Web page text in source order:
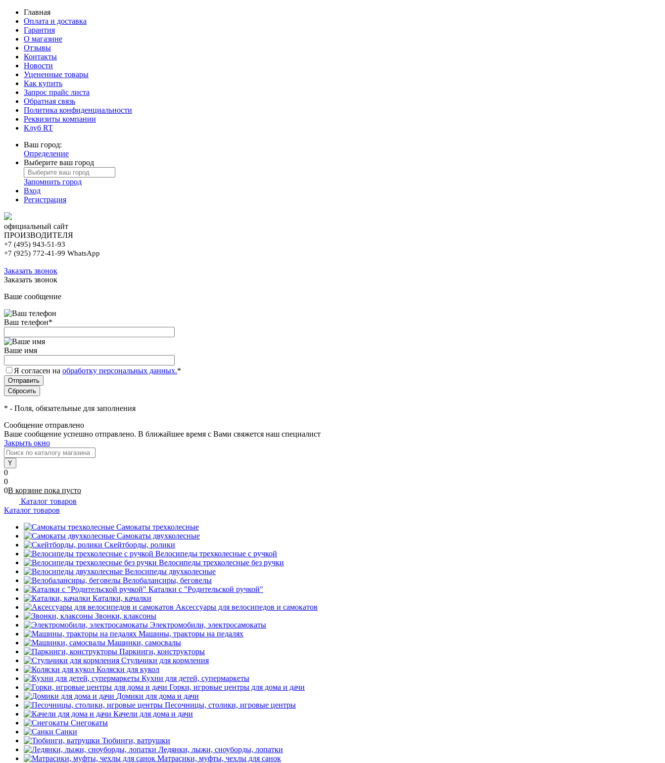
Главная
Оплата и доставка
Гарантия
О магазине
Отзывы
Контакты
Новости
Уцененные товары
Как купить
Запрос прайс листа
Обратная связь
Политика конфиденциальности
Реквизиты компании
Клуб RT
Ваш город:
Определение
Выберите ваш город
Запомнить город
Вход
Регистрация
официальный сайт
ПРОИЗВОДИТЕЛЯ
+7 (495) 943-51-93
+7 (925) 772-41-99 WhatsApp
Заказать звонок
Заказать звонок
Ваше сообщение
Ваш телефон*
Ваше имя
Я согласен на обработку персональных данных.*
* - Поля, обязательные для заполнения
Сообщение отправлено
Ваше сообщение успешно отправлено. В ближайшее время с Вами свяжется наш специалист
Закрыть окно
0
0
0В корзине пока пусто
Каталог товаров
Каталог товаров
Самокаты трехколесные
Самокаты двухколесные
Скейтборды, ролики
Велосипеды трехколесные с ручкой
Велосипеды трехколесные без ручки
Велосипеды двухколесные
Велобалансиры, беговелы
Каталки с "Родительской ручкой"
Каталки, качалки
Аксессуары для велосипедов и самокатов
Звонки, клаксоны
Электромобили, электросамокаты
Машины, тракторы на педалях
Машинки, самосвалы
Паркинги, конструкторы
Стульчики для кормления
Коляски для кукол
Кухни для детей, супермаркеты
Горки, игровые центры для дома и дачи
Домики для дома и дачи
Песочницы, столики, игровые центры
Качели для дома и дачи
Снегокаты
Санки
Тюбинги, ватрушки
Ледянки, лыжи, сноуборды, лопатки
Матрасики, муфты, чехлы для санок